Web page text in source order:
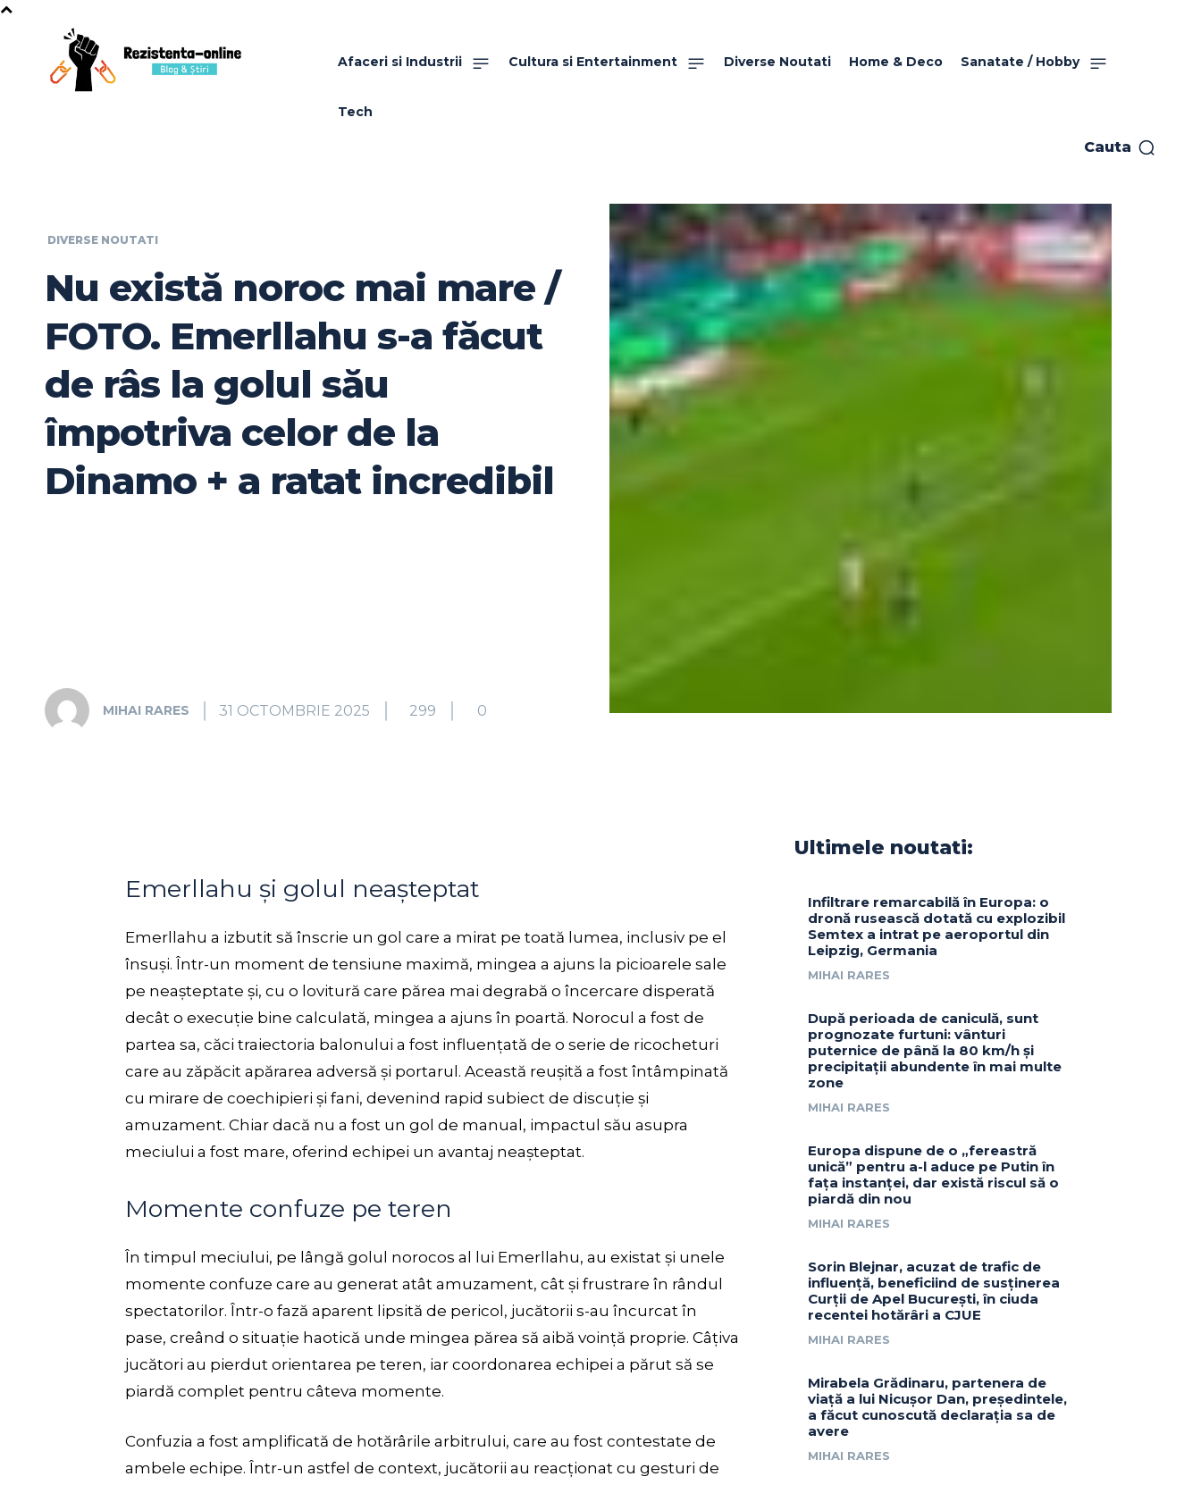
Afaceri si Industrii Cultura si Entertainment Diverse Noutati Home & Deco Sanatate / Hobby
Tech
Cauta
DIVERSE NOUTATI
Nu există noroc mai mare /
FOTO. Emerllahu s-a făcut
de râs la golul său
împotriva celor de la
Dinamo + a ratat incredibil
MIHAI RARES 31 OCTOMBRIE 2025 299 0
Emerllahu și golul neașteptat
Emerllahu a izbutit să înscrie un gol care a mirat pe toată lumea, inclusiv pe el
însuși. Într-un moment de tensiune maximă, mingea a ajuns la picioarele sale
pe neașteptate și, cu o lovitură care părea mai degrabă o încercare disperată
decât o execuție bine calculată, mingea a ajuns în poartă. Norocul a fost de
partea sa, căci traiectoria balonului a fost influențată de o serie de ricocheturi
care au zăpăcit apărarea adversă și portarul. Această reușită a fost întâmpinată
cu mirare de coechipieri și fani, devenind rapid subiect de discuție și
amuzament. Chiar dacă nu a fost un gol de manual, impactul său asupra
meciului a fost mare, oferind echipei un avantaj neașteptat.
Momente confuze pe teren
În timpul meciului, pe lângă golul norocos al lui Emerllahu, au existat și unele
momente confuze care au generat atât amuzament, cât și frustrare în rândul
spectatorilor. Într-o fază aparent lipsită de pericol, jucătorii s-au încurcat în
pase, creând o situație haotică unde mingea părea să aibă voință proprie. Câțiva
jucători au pierdut orientarea pe teren, iar coordonarea echipei a părut să se
piardă complet pentru câteva momente.
Confuzia a fost amplificată de hotărârile arbitrului, care au fost contestate de
ambele echipe. Într-un astfel de context, jucătorii au reacționat cu gesturi de
Ultimele noutati:
Infiltrare remarcabilă în Europa: o
dronă rusească dotată cu explozibil
Semtex a intrat pe aeroportul din
Leipzig, Germania
MIHAI RARES
După perioada de caniculă, sunt
prognozate furtuni: vânturi
puternice de până la 80 km/h și
precipitații abundente în mai multe
zone
MIHAI RARES
Europa dispune de o „fereastră
unică” pentru a-l aduce pe Putin în
fața instanței, dar există riscul să o
piardă din nou
MIHAI RARES
Sorin Blejnar, acuzat de trafic de
influență, beneficiind de susținerea
Curții de Apel București, în ciuda
recentei hotărâri a CJUE
MIHAI RARES
Mirabela Grădinaru, partenera de
viață a lui Nicușor Dan, președintele,
a făcut cunoscută declarația sa de
avere
MIHAI RARES